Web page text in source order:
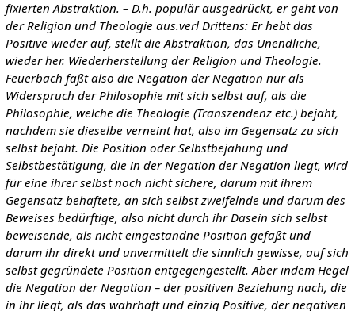
fixierten Abstraktion. – D.h. populär ausgedrückt, er geht von
der Religion und Theologie aus.verl Drittens: Er hebt das
Positive wieder auf, stellt die Abstraktion, das Unendliche,
wieder her. Wiederherstellung der Religion und Theologie.
Feuerbach faßt also die Negation der Negation nur als
Widerspruch der Philosophie mit sich selbst auf, als die
Philosophie, welche die Theologie (Transzendenz etc.) bejaht,
nachdem sie dieselbe verneint hat, also im Gegensatz zu sich
selbst bejaht. Die Position oder Selbstbejahung und
Selbstbestätigung, die in der Negation der Negation liegt, wird
für eine ihrer selbst noch nicht sichere, darum mit ihrem
Gegensatz behaftete, an sich selbst zweifelnde und darum des
Beweises bedürftige, also nicht durch ihr Dasein sich selbst
beweisende, als nicht eingestandne Position gefaßt und
darum ihr direkt und unvermittelt die sinnlich gewisse, auf sich
selbst gegründete Position entgegengestellt. Aber indem Hegel
die Negation der Negation – der positiven Beziehung nach, die
in ihr liegt, als das wahrhaft und einzig Positive, der negativen